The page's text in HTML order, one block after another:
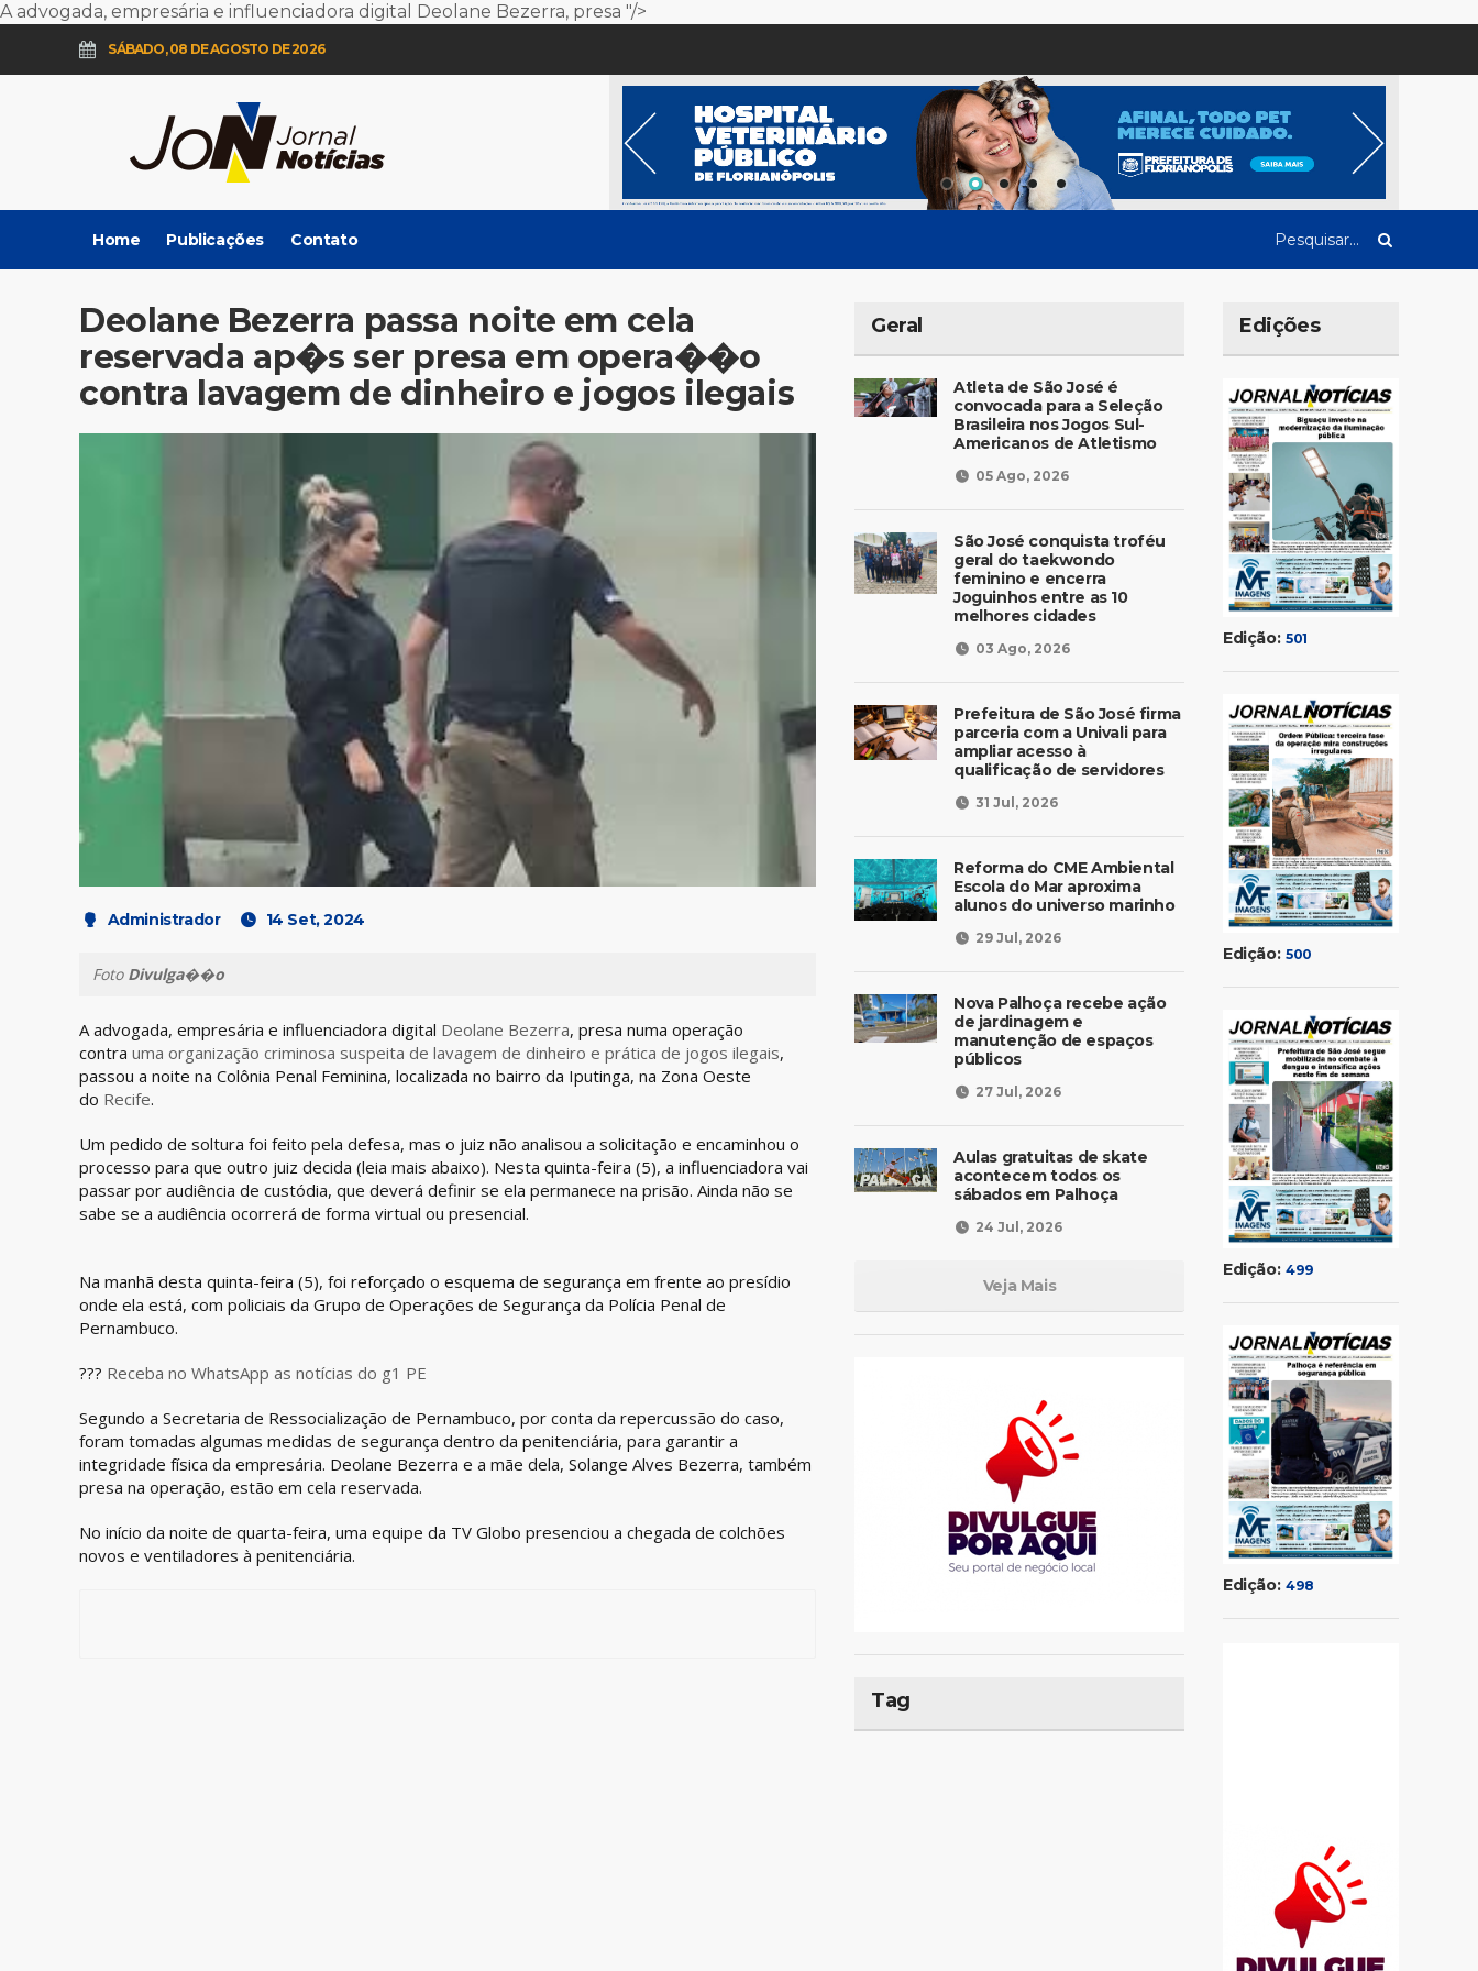
A advogada, empresária e influenciadora digital Deolane Bezerra, presa "/>
SÁBADO, 08 DE AGOSTO DE 2026
Home Publicações Contato
Deolane Bezerra passa noite em cela
reservada ap�s ser presa em opera��o
contra lavagem de dinheiro e jogos ilegais
Administrador 14 Set, 2024
Foto Divulga��o
A advogada, empresária e influenciadora digital Deolane Bezerra, presa numa operação
contra uma organização criminosa suspeita de lavagem de dinheiro e prática de jogos ilegais,
passou a noite na Colônia Penal Feminina, localizada no bairro da Iputinga, na Zona Oeste
do Recife.
Um pedido de soltura foi feito pela defesa, mas o juiz não analisou a solicitação e encaminhou o
processo para que outro juiz decida (leia mais abaixo). Nesta quinta-feira (5), a influenciadora vai
passar por audiência de custódia, que deverá definir se ela permanece na prisão. Ainda não se
sabe se a audiência ocorrerá de forma virtual ou presencial.
Na manhã desta quinta-feira (5), foi reforçado o esquema de segurança em frente ao presídio
onde ela está, com policiais da Grupo de Operações de Segurança da Polícia Penal de
Pernambuco.
??? Receba no WhatsApp as notícias do g1 PE
Segundo a Secretaria de Ressocialização de Pernambuco, por conta da repercussão do caso,
foram tomadas algumas medidas de segurança dentro da penitenciária, para garantir a
integridade física da empresária. Deolane Bezerra e a mãe dela, Solange Alves Bezerra, também
presa na operação, estão em cela reservada.
No início da noite de quarta-feira, uma equipe da TV Globo presenciou a chegada de colchões
novos e ventiladores à penitenciária.
Geral
Atleta de São José é
convocada para a Seleção
Brasileira nos Jogos Sul-
Americanos de Atletismo
05 Ago, 2026
São José conquista troféu
geral do taekwondo
feminino e encerra
Joguinhos entre as 10
melhores cidades
03 Ago, 2026
Prefeitura de São José firma
parceria com a Univali para
ampliar acesso à
qualificação de servidores
31 Jul, 2026
Reforma do CME Ambiental
Escola do Mar aproxima
alunos do universo marinho
29 Jul, 2026
Nova Palhoça recebe ação
de jardinagem e
manutenção de espaços
públicos
27 Jul, 2026
Aulas gratuitas de skate
acontecem todos os
sábados em Palhoça
24 Jul, 2026
Veja Mais
Tag
Edições
Edição: 501
Edição: 500
Edição: 499
Edição: 498